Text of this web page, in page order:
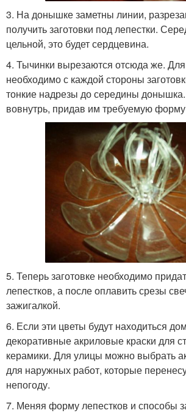
3. На донышке заметны линии,
получить заготовки под лепестки.
цельной, это будет сердцевина.
4. Тычинки вырезаются отсюда же. Для
необходимо с каждой стороны
тонкие надрезы до середины
вовнутрь, придав им требуемую
5. Теперь заготовке необходимо
лепестков, а после оплавить срезы
зажигалкой.
6. Если эти цветы будут находиться
декоративные акриловые краски для
керамики. Для улицы можно выбрать
для наружных работ, которые
непогоду.
7. Меняя форму лепестков и способы